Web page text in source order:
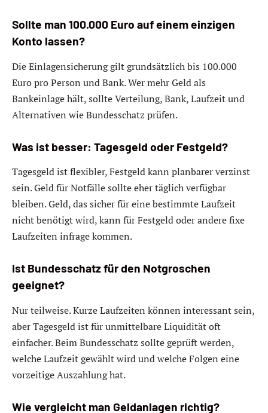
Sollte man 100.000 Euro auf einem einzigen
Konto lassen?
Die Einlagensicherung gilt grundsätzlich bis 100.000
Euro pro Person und Bank. Wer mehr Geld als
Bankeinlage hält, sollte Verteilung, Bank, Laufzeit und
Alternativen wie Bundesschatz prüfen.
Was ist besser: Tagesgeld oder Festgeld?
Tagesgeld ist flexibler, Festgeld kann planbarer verzinst
sein. Geld für Notfälle sollte eher täglich verfügbar
bleiben. Geld, das sicher für eine bestimmte Laufzeit
nicht benötigt wird, kann für Festgeld oder andere fixe
Laufzeiten infrage kommen.
Ist Bundesschatz für den Notgroschen
geeignet?
Nur teilweise. Kurze Laufzeiten können interessant sein,
aber Tagesgeld ist für unmittelbare Liquidität oft
einfacher. Beim Bundesschatz sollte geprüft werden,
welche Laufzeit gewählt wird und welche Folgen eine
vorzeitige Auszahlung hat.
Wie vergleicht man Geldanlagen richtig?